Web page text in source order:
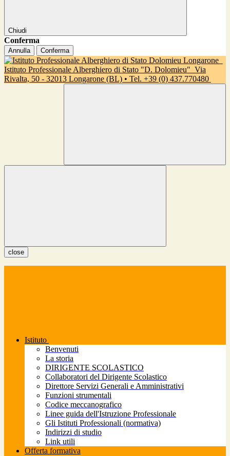
Chiudi
Conferma
Annulla Conferma
Istituto Professionale Alberghiero di Stato "D. Dolomieu" Via
Rivalta, 50 - 32013 Longarone (BL) • Tel. +39 (0) 437.770480
close
Istituto
Benvenuti
La storia
DIRIGENTE SCOLASTICO
Collaboratori del Dirigente Scolastico
Direttore Servizi Generali e Amministrativi
Funzioni strumentali
Codice meccanografico
Linee guida dell'Istruzione Professionale
Gli Istituti Professionali (normativa)
Indirizzi di studio
Link utili
Offerta formativa